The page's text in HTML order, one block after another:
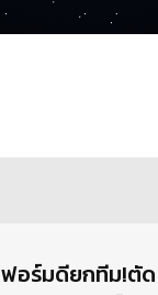
ฟอร์มดียกทีม!ตัด